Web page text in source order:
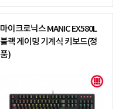
마이크로닉스 MANIC EX580L
블랙 게이밍 기계식 키보드(정
품)